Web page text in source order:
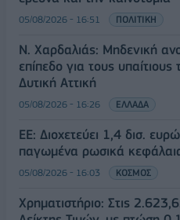
05/08/2026 - 16:51 ΠΟΛΙΤΙΚΗ
Ν. Χαρδαλιάς: Μηδενική
επίπεδο για τους
Δυτική Αττική
05/08/2026 - 16:26 ΕΛΛΑΔΑ
ΕΕ: Διοχετεύει 1,4 δισ.
παγωμένα ρωσικά
05/08/2026 - 16:03 ΚΟΣΜΟΣ
Χρηματιστήριο: Στις